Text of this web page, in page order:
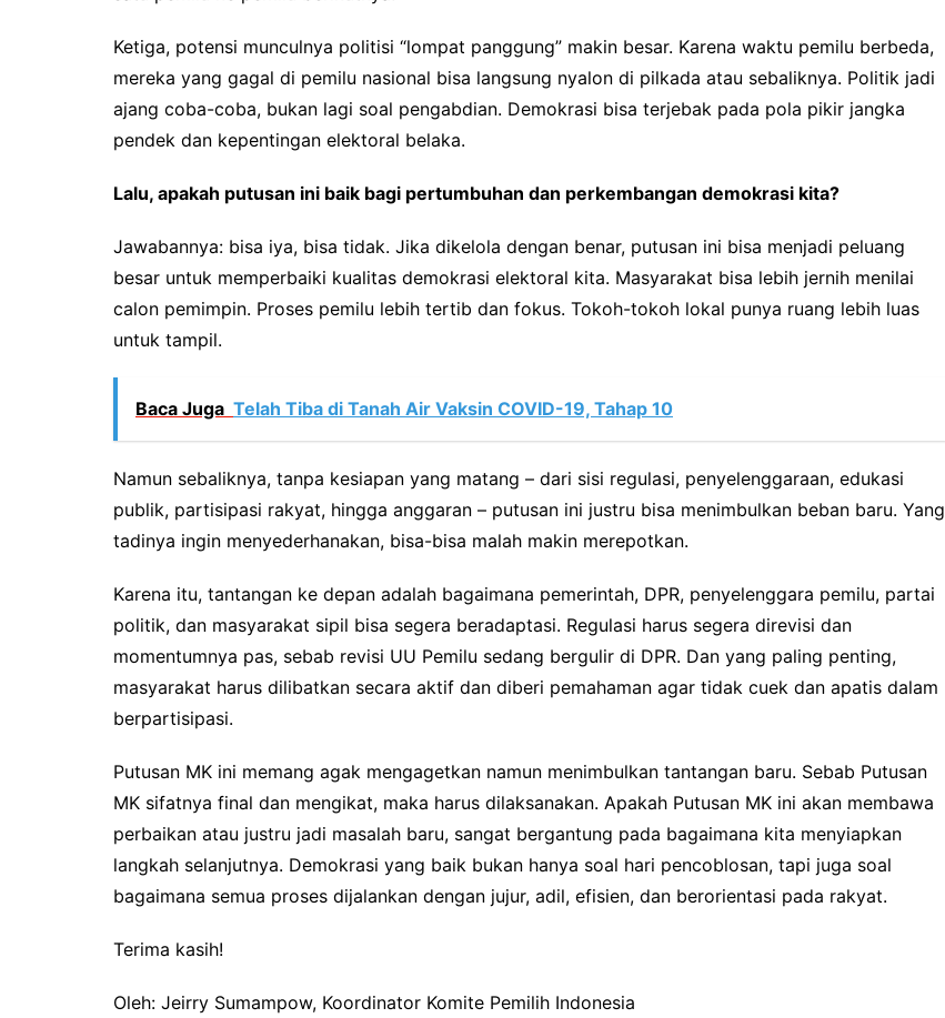
Ketiga, potensi munculnya politisi “lompat panggung” makin besar. Karena waktu pemilu berbeda,
mereka yang gagal di pemilu nasional bisa langsung nyalon di pilkada atau sebaliknya. Politik jadi
ajang coba-coba, bukan lagi soal pengabdian. Demokrasi bisa terjebak pada pola pikir jangka
pendek dan kepentingan elektoral belaka.
Lalu, apakah putusan ini baik bagi pertumbuhan dan perkembangan demokrasi kita?
Jawabannya: bisa iya, bisa tidak. Jika dikelola dengan benar, putusan ini bisa menjadi peluang
besar untuk memperbaiki kualitas demokrasi elektoral kita. Masyarakat bisa lebih jernih menilai
calon pemimpin. Proses pemilu lebih tertib dan fokus. Tokoh-tokoh lokal punya ruang lebih luas
untuk tampil.
Baca Juga Telah Tiba di Tanah Air Vaksin COVID-19, Tahap 10
Namun sebaliknya, tanpa kesiapan yang matang – dari sisi regulasi, penyelenggaraan, edukasi
publik, partisipasi rakyat, hingga anggaran – putusan ini justru bisa menimbulkan beban baru. Yang
tadinya ingin menyederhanakan, bisa-bisa malah makin merepotkan.
Karena itu, tantangan ke depan adalah bagaimana pemerintah, DPR, penyelenggara pemilu, partai
politik, dan masyarakat sipil bisa segera beradaptasi. Regulasi harus segera direvisi dan
momentumnya pas, sebab revisi UU Pemilu sedang bergulir di DPR. Dan yang paling penting,
masyarakat harus dilibatkan secara aktif dan diberi pemahaman agar tidak cuek dan apatis dalam
berpartisipasi.
Putusan MK ini memang agak mengagetkan namun menimbulkan tantangan baru. Sebab Putusan
MK sifatnya final dan mengikat, maka harus dilaksanakan. Apakah Putusan MK ini akan membawa
perbaikan atau justru jadi masalah baru, sangat bergantung pada bagaimana kita menyiapkan
langkah selanjutnya. Demokrasi yang baik bukan hanya soal hari pencoblosan, tapi juga soal
bagaimana semua proses dijalankan dengan jujur, adil, efisien, dan berorientasi pada rakyat.
Terima kasih!
Oleh: Jeirry Sumampow, Koordinator Komite Pemilih Indonesia